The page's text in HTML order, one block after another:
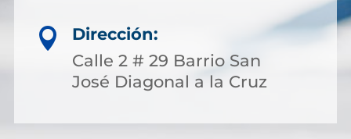

Dirección:
Calle 2 # 29 Barrio San
José Diagonal a la Cruz